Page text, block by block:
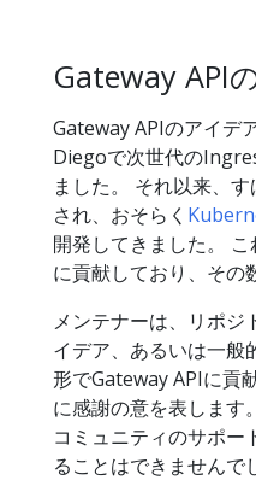
Gateway API
Gateway APIのアイデ
Diegoで次世代の
ました。 それ以来、
され、おそらく
開発してきました。
に貢献しており、その
メンテナーは、リポジ
イデア、あるいは一般
形でGateway APIに貢
に感謝の意を表します
コミュニティのサポー
ることはできませんで